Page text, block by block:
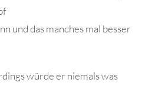
und das manches mal besser
würde er niemals was